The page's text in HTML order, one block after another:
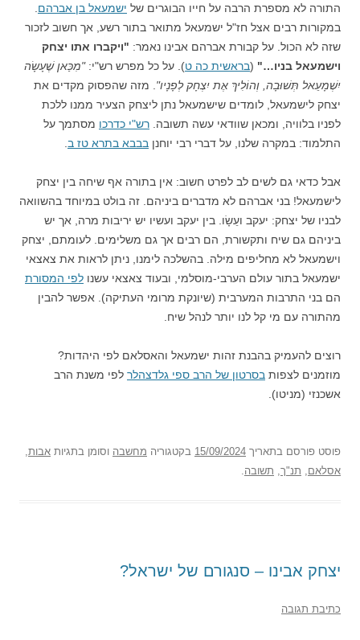
התורה לא מספרת הרבה על חייו הבוגרים של ישמעאל בן אברהם
במקורות רבים אצל חז"ל ישמעאל מתואר בתור רשע, אך חשוב לזכור
שזה לא הכול. על קבורת אברהם אבינו נאמר: "ויקברו אתו יצחק
וישמעאל בניו…" (בראשית כה ט). על כל מפרש רש"י:"מִכַּאן שֶׁעָשָׂה
יִשְׁמָעֵאל תְּשׁוּבָה, וְהוֹלִיךְ אֶת יִצְחָק לְפָנָיו" . מזה שהפסוק מקדים את
יצחק לישמעאל, לומדים שישמעאל נתן ליצחק הצעיר ממנו ללכת
לפניו בלוויה, ומכאן שוודאי עשה תשובה. רש"י כדרכו מסתמך על
התלמוד: במקרה שלנו, על דברי רבי יוחנן בבבא בתרא טז ב
אבל כדאי גם לשים לב לפרט חשוב: אין בתורה אף שיחה בין יצחק
לישמעאל! בני אברהם לא מדברים ביניהם. זה בולט במיוחד בהשוואה
לבניו של יצחק: יעקב ועֵשָׂו. בין יעקב ועשיו יש יריבות מרה, אך יש
ביניהם גם שיח ותקשורת, הם רבים אך גם משלימים. לעומתם, יצחק
וישמעאל לא מחליפים מילה. בהשלכה לימנו, ניתן לראות את צאצאי
ישמעאל בתור עולם הערבי-מוסלמי, ובעוד צאצאי עשנו לפי המסורת
הם בני התרבות המערבית (שיונקת מרומי העתיקה). אפשר להבין
מהתורה עם מי קל לנו יותר לנהל שיח.
רוצים להעמיק בהבנת זהות ישמעאל והאסלאם לפי היהדות?
מוזמנים לצפות בסרטון של הרב ספי גלדצהלר לפי משנת הרב
אשכנזי (מניטו).
פוסט פורסם בתאריך 15/09/2024 בקטגוריה מחשבה וסומן בתגיות אבות
אסלאם
תנ"ך תשובה
יצחק אבינו – סנגורם של ישראל?
כתיבת תגובה